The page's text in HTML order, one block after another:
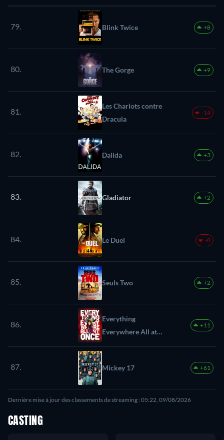
79. Blink Twice +8
80. The Gorge +9
81.
Les Charlots contre
Dracula
-14
82. Dalida +3
83. Gladiator +2
84. Le Duel -8
85. Seuls Two +2
86.
Everything
Everywhere All at
Once
+11
87. Mickey 17 +61
Dernière mise à jour des classements de streaming : 05:22, 09/08/2026
CASTING